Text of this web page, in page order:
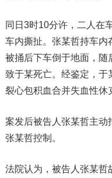
同日3时10分许，二人在
车内撕扯。张某哲持车内
被捅后下车倒于地面，随
致于某死亡。经鉴定，于
裂心包积血合并失血性休
案发后被告人张某哲主动
张某哲控制。
法院认为，被告人张某哲